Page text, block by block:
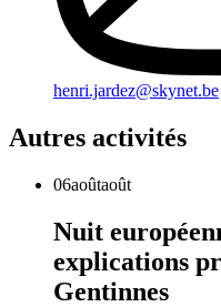
henri.jardez@skynet.be
Autres activités
06aoûtaoût
Nuit
explications
Gentinnes